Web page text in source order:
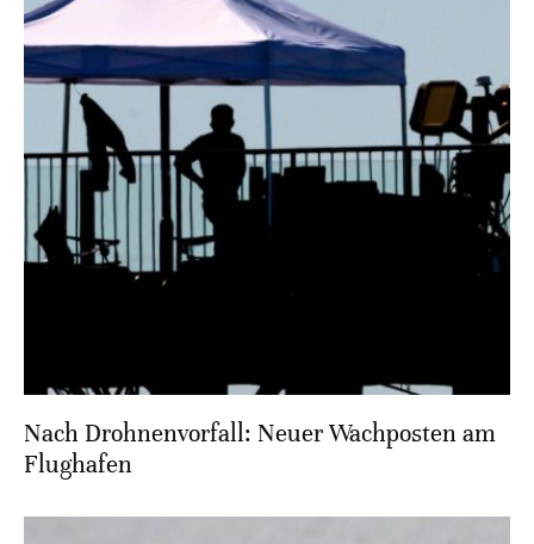
Nach Drohnenvorfall: Neuer Wachposten am
Flughafen